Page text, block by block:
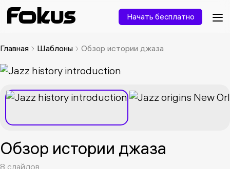
Начать бесплатно
Главная Шаблоны Обзор истории джаза
Обзор истории джаза
8 слайдов